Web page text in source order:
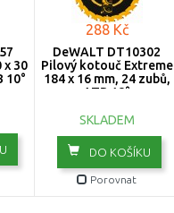
x 30
10°
288 Kč
DeWALT DT10302
Pilový kotouč Extreme
184 x 16 mm, 24 zubů,
ATB 18°
SKLADEM
DO KOŠÍKU
Porovnat